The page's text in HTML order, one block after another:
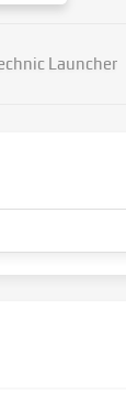
Launcher